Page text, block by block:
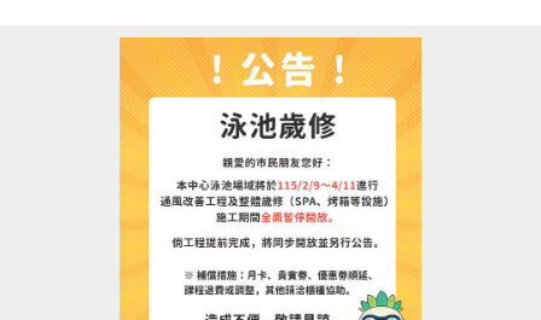
【活動一】#馬上攏好禮(你)
活動時間： 只到 3/3(二)！
消費抽好禮抽到「馬」上帶回家！
-------------------------------------
【活動二】#馬上雙得
活動時間： 2/18(三) ～ 2/21(六)
買票劵享優惠＋升級 限時4天
雙重好康，真的「馬」上賺到！